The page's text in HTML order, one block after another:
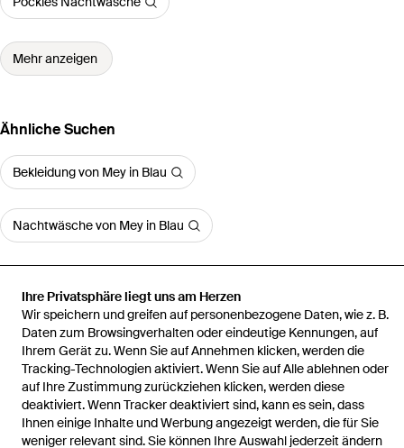
Ihre Privatsphäre liegt uns am Herzen
Wir speichern und greifen auf personenbezogene Daten, wie z. B.
Daten zum Browsingverhalten oder eindeutige Kennungen, auf
Ihrem Gerät zu. Wenn Sie auf Annehmen klicken, werden die
Tracking-Technologien aktiviert. Wenn Sie auf Alle ablehnen oder
auf Ihre Zustimmung zurückziehen klicken, werden diese
deaktiviert. Wenn Tracker deaktiviert sind, kann es sein, dass
Ihnen einige Inhalte und Werbung angezeigt werden, die für Sie
weniger relevant sind. Sie können Ihre Auswahl jederzeit ändern
Mehr anzeigen
Ähnliche Suchen
Bekleidung von Mey in Blau
Nachtwäsche von Mey in Blau
Startseite Herren Nachtwäsche Pyjama Lang Valsted
Hilfe und Informationen